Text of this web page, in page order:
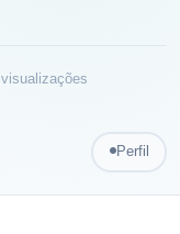
Perfil
visualizações